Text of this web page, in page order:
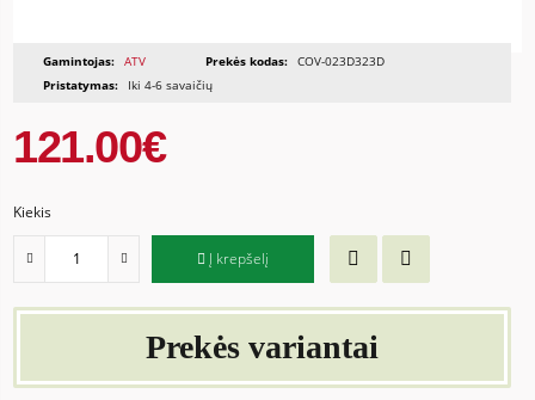
Gamintojas: ATV Prekės kodas: COV-023D323D
Pristatymas:
Iki 4-6 savaičių
121.00€
Kiekis
Į krepšelį
Prekės variantai